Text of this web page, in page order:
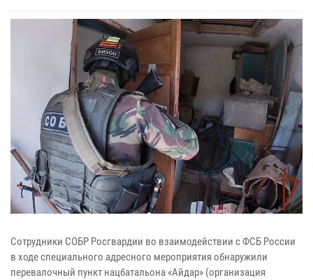
Сотрудники СОБР Росгвардии во взаимодействии с ФСБ России
в ходе специального адресного мероприятия обнаружили
перевалочный пункт нацбатальона «Айдар» (организация